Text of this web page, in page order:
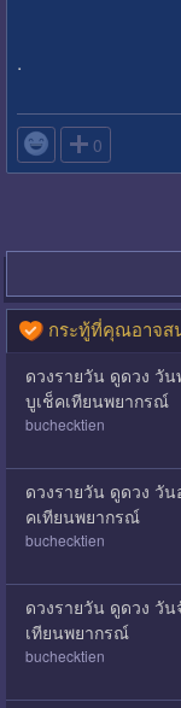
.
 0
กระทู้ที่คุณอาจส
ดวงรายวัน ดูดวง วั
บูเช็คเทียนพยากรณ์
buchecktien
ดวงรายวัน ดูดวง วั
คเทียนพยากรณ์
buchecktien
ดวงรายวัน ดูดวง วั
เทียนพยากรณ์
buchecktien